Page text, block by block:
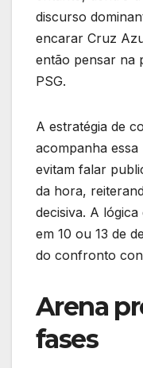
discurso
encarar Cruz
então pensar na
PSG.
A estratégia de
acompanha
evitam falar
da hora,
decisiva. A
em 10 ou 13 de
do confronto
Arena
fases